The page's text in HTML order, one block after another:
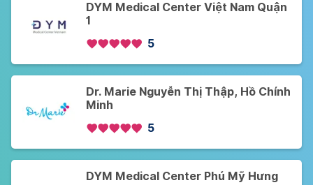
DYM Medical Center Việt Nam Quận
1
5
Dr. Marie Nguyễn Thị Thập, Hồ Chính
Minh
5
DYM Medical Center Phú Mỹ Hưng